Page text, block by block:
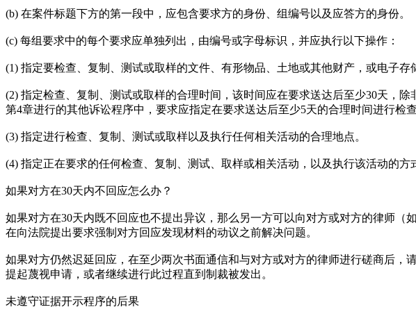
(b) 在案件标题下方的第一段中，应包含要求方的身份、组编号以及应答方的身份。
(c) 每组要求中的每个要求应单独列出，由编号或字母标识，并应执行以下操作：
(1) 指定要检查、复制、测试或取样的文件、有形物品、土地或其他财产，或电子
(2) 指定检查、复制、测试或取样的合理时间，该时间应在要求送达后至少30天，
第4章进行的其他诉讼程序中，要求应指定在要求送达后至少5天的合理时间进行检
(3) 指定进行检查、复制、测试或取样以及执行任何相关活动的合理地点。
(4) 指定正在要求的任何检查、复制、测试、取样或相关活动，以及执行该活动的
如果对方在30天内不回应怎么办？
如果对方在30天内既不回应也不提出异议，那么另一方可以向对方或对方的律师
在向法院提出要求强制对方回应发现材料的动议之前解决问题。
如果对方仍然迟延回应，在至少两次书面通信和与对方或对方的律师进行磋商后
提起蔑视申请，或者继续进行此过程直到制裁被发出。
未遵守证据开示程序的后果